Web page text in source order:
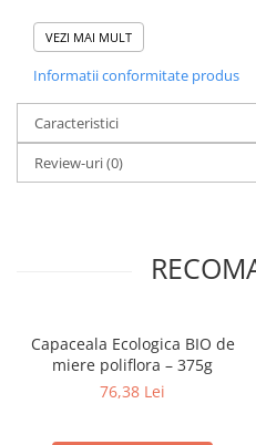
VEZI MAI MULT
Informatii conformitate produs
Caracteristici
Review-uri(0)
Capaceala Ecologica BIO de
miere poliflora – 375g
76,38 Lei